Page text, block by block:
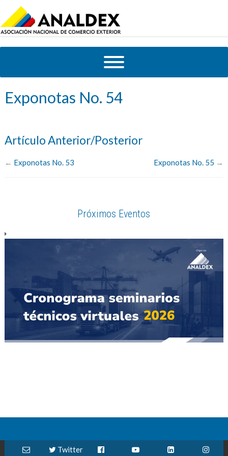
Exponotas No. 54
Artículo Anterior/Posterior
← Exponotas No. 53 Exponotas No. 55 →
Próximos Eventos
Twitter